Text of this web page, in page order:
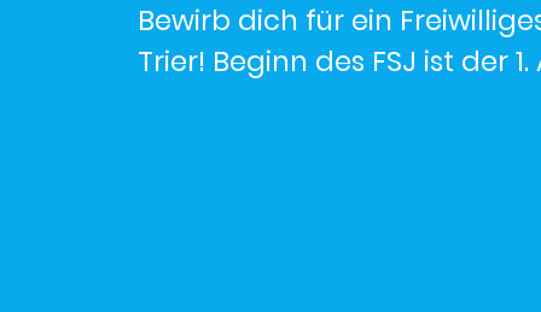
Bewirb dich für ein
Trier! Beginn des FSJ ist der